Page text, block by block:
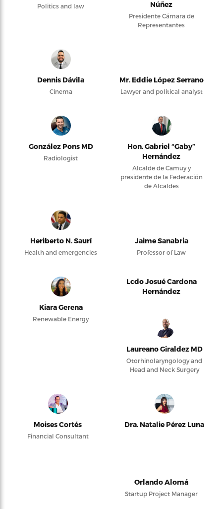
Politics and law Núñez
Presidente Cámara de
Representantes
Dennis Dávila
Cinema
Mr. Eddie López Serrano
Lawyer and political analyst
González Pons MD
Radiologist
Hon. Gabriel “Gaby”
Hernández
Alcalde de Camuy y
presidente de la Federación
de Alcaldes
Heriberto N. Saurí
Health and emergencies
Jaime Sanabria
Professor of Law
Kiara Gerena
Renewable Energy
Lcdo Josué Cardona
Hernández
Laureano Giraldez MD
Otorhinolaryngology and
Head and Neck Surgery
Moises Cortés
Financial Consultant
Dra. Natalie Pérez Luna
Orlando Alomá
Startup Project Manager